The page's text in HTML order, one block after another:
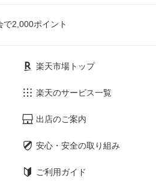
で2,000ポイント
楽天市場トップ
楽天のサービス一覧
出店のご案内
安心・安全の取り組み
ご利用ガイド